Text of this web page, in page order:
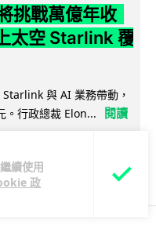
續使用
政
挑戰萬億年收
太空 Starlink 覆
與 AI 業務帶動，
。行政總裁 Elon...
閱讀